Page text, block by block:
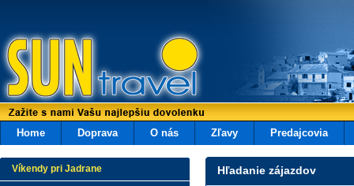
Home Doprava O nás Zľavy Predajcovia
Hľadanie zájazdov
Víkendy pri Jadrane